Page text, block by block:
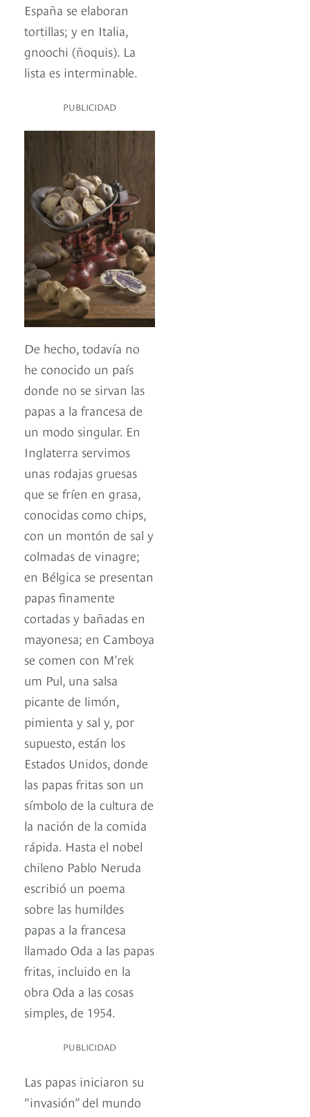
España se elaboran
tortillas; y en Italia,
gnoochi (ñoquis). La
lista es interminable.
PUBLICIDAD
De hecho, todavía no
he conocido un país
donde no se sirvan las
papas a la francesa de
un modo singular. En
Inglaterra servimos
unas rodajas gruesas
que se fríen en grasa,
conocidas como chips,
con un montón de sal y
colmadas de vinagre;
en Bélgica se presentan
papas finamente
cortadas y bañadas en
mayonesa; en Camboya
se comen con M’rek
um Pul, una salsa
picante de limón,
pimienta y sal y, por
supuesto, están los
Estados Unidos, donde
las papas fritas son un
símbolo de la cultura de
la nación de la comida
rápida. Hasta el nobel
chileno Pablo Neruda
escribió un poema
sobre las humildes
papas a la francesa
llamado Oda a las papas
fritas, incluido en la
obra Oda a las cosas
simples, de 1954.
PUBLICIDAD
Las papas iniciaron su
“invasión” del mundo